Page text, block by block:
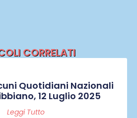
CORRELATI
Quotidiani Nazionali
12 Luglio 2025
Leggi Tutto